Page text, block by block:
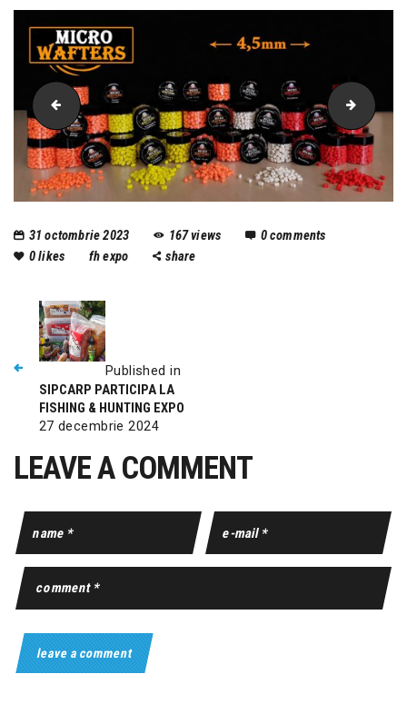
SipCarp
31 octombrie 2023 167views 0comments
0likes fh expo share
Published in
SIPCARP PARTICIPA LA
FISHING & HUNTING EXPO
27 decembrie 2024
LEAVE A COMMENT